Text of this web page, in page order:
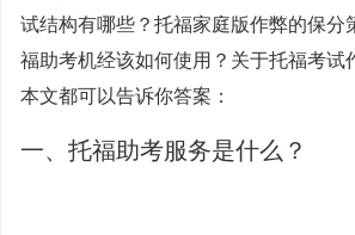
试结构有哪些？托福家庭版作弊的保分
福助考机经该如何使用？关于托福考试
本文都可以告诉你答案：
一、托福助考服务是什么？